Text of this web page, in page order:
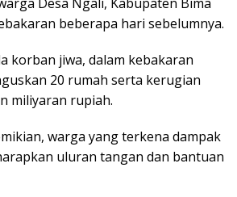
beberapa hari sebelumnya.
korban jiwa, dalam kebakaran
20 rumah serta kerugian
miliyaran rupiah.
warga yang terkena dampak
uluran tangan dan bantuan